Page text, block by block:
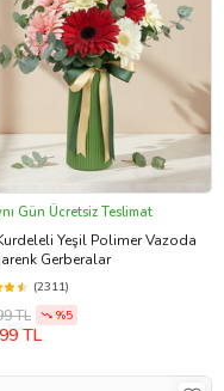
Gün Ücretsiz Teslimat
Yeşil Polimer Vazoda
Gerberalar
(2311)
TL %5
TL